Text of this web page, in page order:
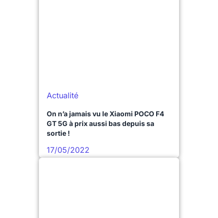
Actualité
On n’a jamais vu le Xiaomi POCO F4
GT 5G à prix aussi bas depuis sa
sortie !
17/05/2022